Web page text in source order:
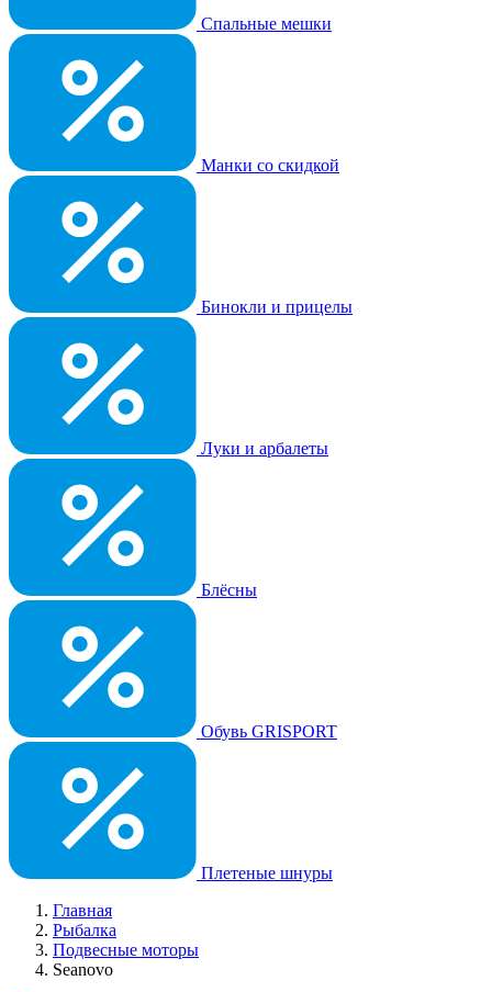
Спальные мешки
Манки со скидкой
Бинокли и прицелы
Луки и арбалеты
Блёсны
Обувь GRISPORT
Плетеные шнуры
Главная
Рыбалка
Подвесные моторы
Seanovo